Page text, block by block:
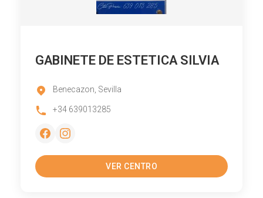
GABINETE DE ESTETICA SILVIA
Benecazon, Sevilla
+34 639013285
VER CENTRO